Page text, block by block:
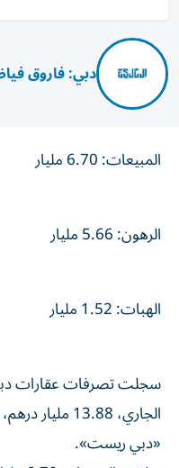
دبي: فاروق
المبيعات: 6.70 مليار
الرهون: 5.66 مليار
الهبات: 1.52 مليار
سجلت تصرفات عقارات
«دبي ريست».